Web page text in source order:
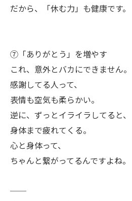
だから、「休む力」も健康です。
⑦「ありがとう」を増やす
これ、意外とバカにできません。
感謝してる人って、
表情も空気も柔らかい。
逆に、ずっとイライラしてると、
身体まで疲れてくる。
心と身体って、
ちゃんと繋がってるんですよね。
──